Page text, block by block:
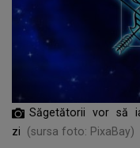
Săgetătorii vor să
zi
(sursa foto: PixaBay)